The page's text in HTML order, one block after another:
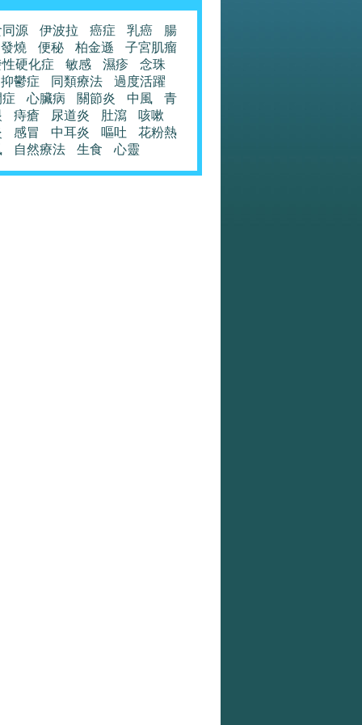
源 伊波拉 癌症 乳癌
腸
發燒
便秘 柏金遜
子宮肌瘤
硬化症
敏感 濕疹
念珠
抑鬱症
同類療法
過度活躍
心臟病 關節炎 中風
青
痔瘡 尿道炎 肚瀉
咳嗽
感冒 中耳炎 嘔吐
花粉熱
自然療法 生食 心靈